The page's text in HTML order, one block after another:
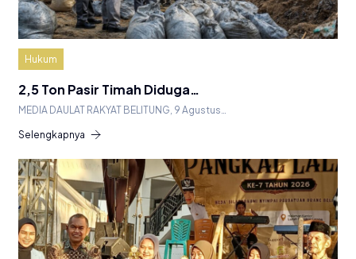
Hukum
2,5 Ton Pasir Timah Diduga…
MEDIA DAULAT RAKYAT BELITUNG, 9 Agustus…
Selengkapnya